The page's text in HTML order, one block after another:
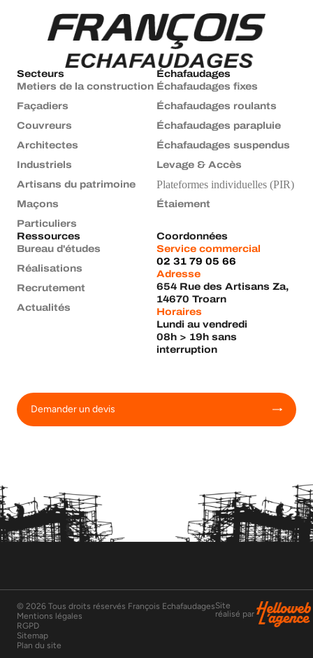
Secteurs
Metiers de la construction
Façadiers
Couvreurs
Architectes
Industriels
Artisans du patrimoine
Maçons
Particuliers
Échafaudages
Échafaudages fixes
Échafaudages roulants
Échafaudages parapluie
Échafaudages suspendus
Levage & Accès
Plateformes individuelles (PIR)
Étaiement
Ressources
Bureau d'études
Réalisations
Recrutement
Actualités
Coordonnées
Service commercial
02 31 79 05 66
Adresse
654 Rue des Artisans Za,
14670 Troarn
Horaires
Lundi au vendredi
08h > 19h sans
interruption
Demander un devis
© 2026 Tous droits réservés François Echafaudages
Mentions légales
RGPD
Sitemap
Plan du site
Site
réalisé par